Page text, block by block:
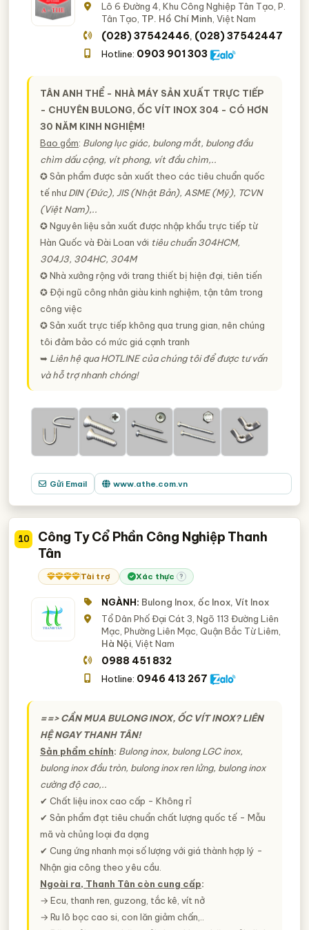
Lô 6 Đường 4, Khu Công Nghiệp Tân Tạo, P.
Tân Tạo, TP. Hồ Chí Minh, Việt Nam
(028) 37542446, (028) 37542447
Hotline: 0903 901 303
TÂN ANH THỂ - NHÀ MÁY SẢN XUẤT TRỰC TIẾP
- CHUYÊN BULONG, ỐC VÍT INOX 304 - CÓ HƠN
30 NĂM KINH NGHIỆM!
Bao gồm: Bulong lục giác, bulong mắt, bulong đầu
chìm dấu cộng, vít phong, vít đầu chìm,..
✪ Sản phẩm được sản xuất theo các tiêu chuẩn quốc
tế nhưDIN (Đức), JIS (Nhật Bản), ASME (Mỹ), TCVN
(Việt Nam),..
✪ Nguyên liệu sản xuất được nhập khẩu trực tiếp từ
Hàn Quốc và Đài Loan với tiêu chuẩn 304HCM,
304J3, 304HC, 304M
✪ Nhà xưởng rộng với trang thiết bị hiện đại, tiên tiến
✪ Đội ngũ công nhân giàu kinh nghiệm, tận tâm trong
công việc
✪ Sản xuất trực tiếp không qua trung gian, nên chúng
tôi đảm bảo có mức giá cạnh tranh
➥ Liên hệ qua HOTLINE của chúng tôi để được tư vấn
và hỗ trợ nhanh chóng!
Gửi Email www.athe.com.vn
10
Công Ty Cổ Phần Công Nghiệp Thanh
Tân
Tài trợ Xác thực ?
NGÀNH: Bulong Inox, ốc Inox, Vít Inox
Tổ Dân Phố Đại Cát 3, Ngõ 113 Đường Liên
Mạc, Phường Liên Mạc, Quận Bắc Từ Liêm,
Hà Nội , Việt Nam
0988 451 832
Hotline: 0946 413 267
==> CẦN MUA BULONG INOX, ỐC VÍT INOX? LIÊN
HỆ NGAY THANH TÂN!
Sản phẩm chính: Bulong inox, bulong LGC inox,
bulong inox đầu tròn, bulong inox ren lửng, bulong inox
cường độ cao,..
✔ Chất liệu inox cao cấp - Không rỉ
✔ Sản phẩm đạt tiêu chuẩn chất lượng quốc tế - Mẫu
mã và chủng loại đa dạng
✔ Cung ứng nhanh mọi số lượng với giá thành hợp lý -
Nhận gia công theo yêu cầu.
Ngoài ra, Thanh Tân còn cung cấp:
→ Ecu, thanh ren, guzong, tắc kê, vít nở
→ Ru lô bọc cao si, con lăn giảm chấn,..